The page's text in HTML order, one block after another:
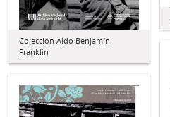
Colección Aldo Benjamín
Franklin